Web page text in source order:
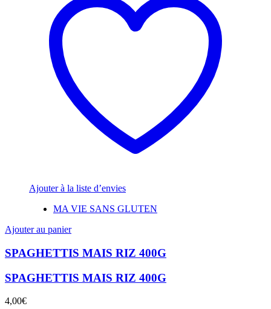
Ajouter à la liste d’envies
MA VIE SANS GLUTEN
Ajouter au panier
SPAGHETTIS MAIS RIZ 400G
SPAGHETTIS MAIS RIZ 400G
4,00€